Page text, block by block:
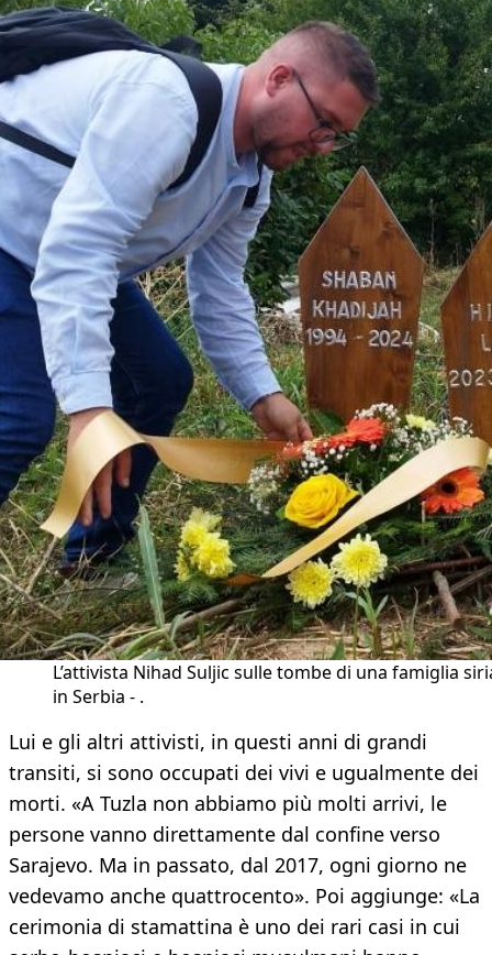
L’attivista Nihad Suljic sulle tombe di una famiglia
in Serbia - .
Lui e gli altri attivisti, in questi anni di grandi
transiti, si sono occupati dei vivi e ugualmente dei
morti. «A Tuzla non abbiamo più molti arrivi, le
persone vanno direttamente dal confine verso
Sarajevo. Ma in passato, dal 2017, ogni giorno ne
vedevamo anche quattrocento». Poi aggiunge: «La
cerimonia di stamattina è uno dei rari casi in cui